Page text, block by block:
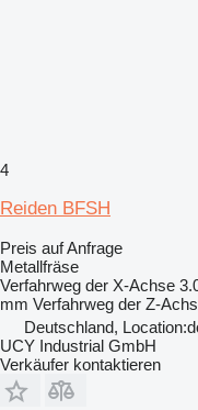
4
Reiden BFSH
Preis auf Anfrage
Metallfräse
Verfahrweg der X-Achse
mm Verfahrweg der Z-
Deutschland,
UCY Industrial GmbH
Verkäufer kontaktieren